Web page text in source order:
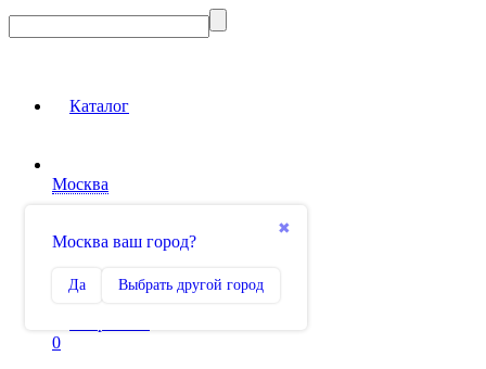
Каталог
Москва
✖
Москва ваш город?
Да Выбрать другой город
Сравнение
0